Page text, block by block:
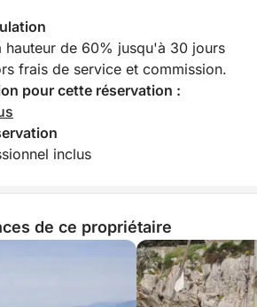
hauteur de 60% jusqu'à 30 jours
frais de service et commission.
pour cette réservation :
inclus
de ce propriétaire